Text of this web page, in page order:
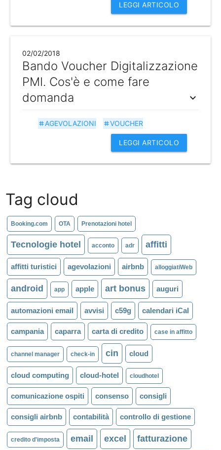
LEGGI ARTICOLO
02/02/2018
Bando Voucher Digitalizzazione
PMI. Cos'è e come fare
domanda
expand_more
tagVOUCHER
tag AGEVOLAZIONI
LEGGI ARTICOLO
Tag cloud
Booking.com OTA Prenotazioni hotel
Tecnologie hotel acconto adr affitti
affitti turistici agevolazioni airbnb alloggiatiWeb
android app apple art bonus auguri
automazioni email avvisi c59g calendari iCal
campania caparra carta di credito case in affitto
channel manager check-in cin cloud
cloud computing cloud-hotel cloudhotel
comunicazione ospiti consenso consigli
consigli airbnb contabilità controllo di gestione
credito d'imposta email excel fatturazione